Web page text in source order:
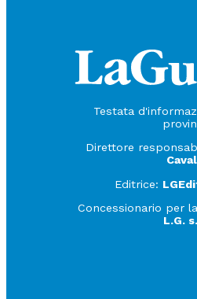
Testata
Direttore
Editrice:
Concessionario per
L.G.